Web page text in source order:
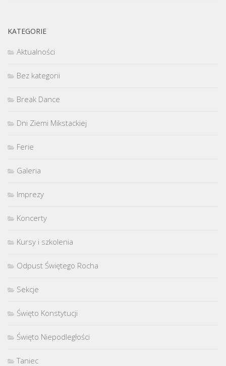
KATEGORIE
Aktualności
Bez kategorii
Break Dance
Dni Ziemi Mikstackiej
Ferie
Galeria
Imprezy
Koncerty
Kursy i szkolenia
Odpust Świętego Rocha
Sekcje
Święto Konstytucji
Święto Niepodległości
Taniec